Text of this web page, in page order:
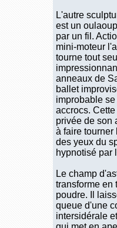
L'autre
est un
par un fil.
mini-moteur
tourne tout
anneaux de
ballet
improbable
accrocs.
privée de son
à faire tourner
des yeux du
hypnotisé par
Le champ
transforme en
poudre. Il
queue d'une
intersidérale